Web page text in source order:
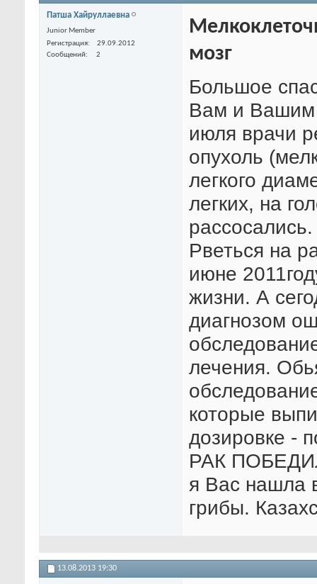
Патша Хайруллаевна
Junior Member
Регистрация
29.09.2012
Сообщений
2
мозг
Большое
Вам и Вашим
июля врачи
опухоль
легкого
легких, на
Рветься на
июне
жизни. А
диагнозом
лечения.
которые
дозировке -
РАК
я Вас нашла
грибы.
13.08.2013 19:30